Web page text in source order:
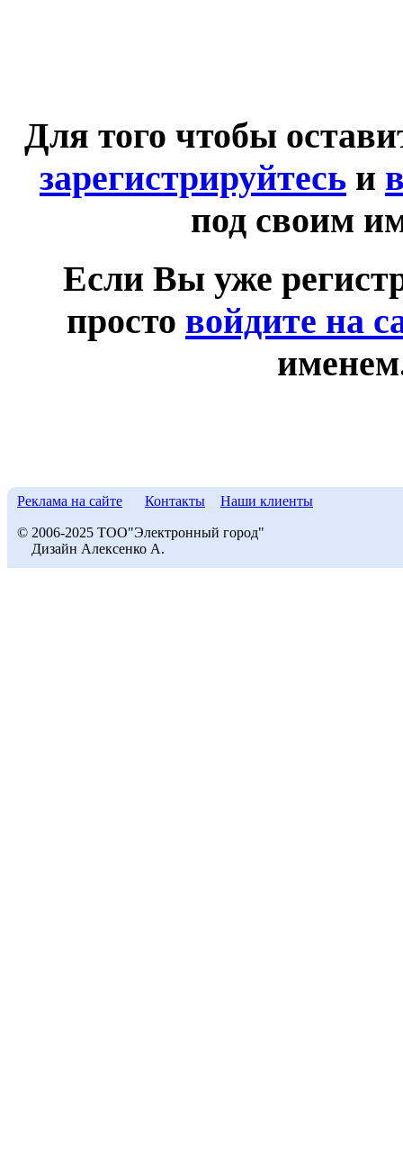
Для того чтобы
зарегистрируйтесь и
под своим
Если Вы уже
просто войдите на
Реклама на сайте Контакты Наши клиенты
© 2006-2025 ТОО"Электронный город"
Дизайн Алексенко А.